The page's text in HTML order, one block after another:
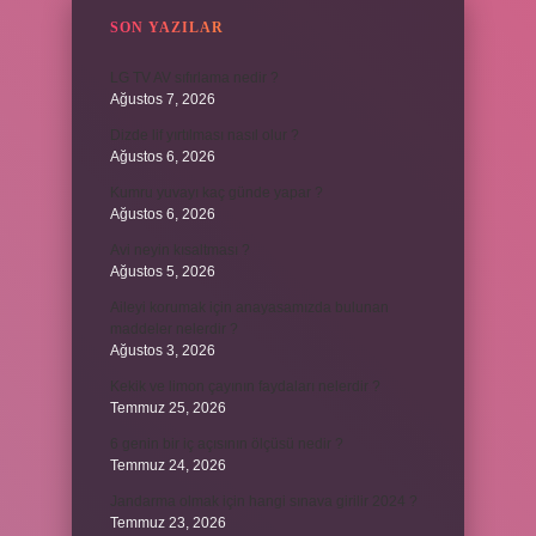
SON YAZILAR
Ağustos 7, 2026
Ağustos 6, 2026
Ağustos 6, 2026
Ağustos 5, 2026
Ağustos 3, 2026
Temmuz 25, 2026
Temmuz 24, 2026
Temmuz 23, 2026